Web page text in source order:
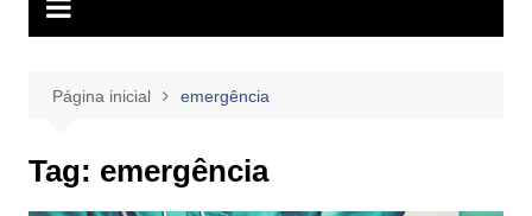
Página inicial emergência
Tag: emergência